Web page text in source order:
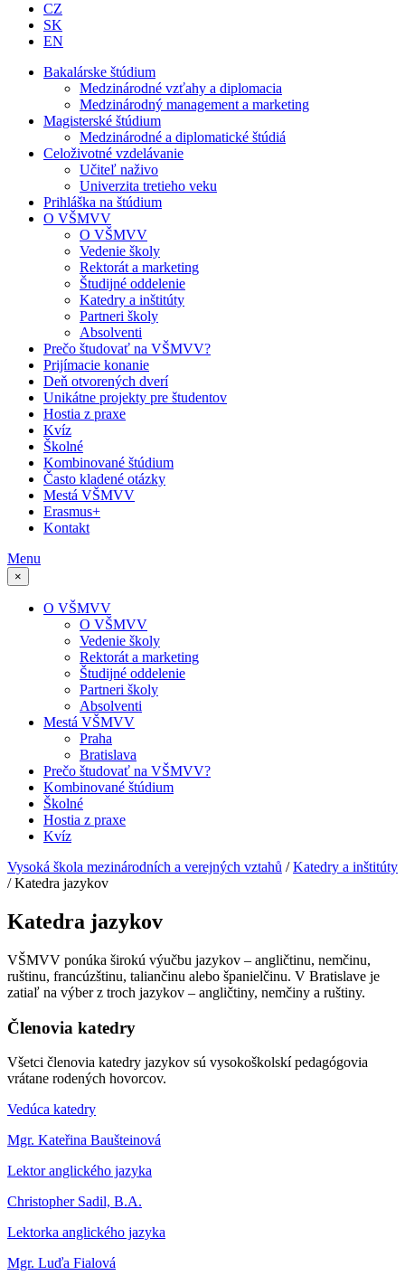
CZ
SK
EN
Bakalárske štúdium
Medzinárodné vzťahy a diplomacia
Medzinárodný management a marketing
Magisterské štúdium
Medzinárodné a diplomatické štúdiá
Celoživotné vzdelávanie
Učiteľ naživo
Univerzita tretieho veku
Prihláška na štúdium
O VŠMVV
O VŠMVV
Vedenie školy
Rektorát a marketing
Študijné oddelenie
Katedry a inštitúty
Partneri školy
Absolventi
Prečo študovať na VŠMVV?
Prijímacie konanie
Deň otvorených dverí
Unikátne projekty pre študentov
Hostia z praxe
Kvíz
Školné
Kombinované štúdium
Často kladené otázky
Mestá VŠMVV
Erasmus+
Kontakt
Menu
×
O VŠMVV
O VŠMVV
Vedenie školy
Rektorát a marketing
Študijné oddelenie
Partneri školy
Absolventi
Mestá VŠMVV
Praha
Bratislava
Prečo študovať na VŠMVV?
Kombinované štúdium
Školné
Hostia z praxe
Kvíz
Vysoká škola mezinárodních a verejných vztahů /Katedry a inštitúty
/Katedra jazykov
Katedra jazykov
VŠMVV ponúka širokú výučbu jazykov – angličtinu, nemčinu,
ruštinu, francúzštinu, taliančinu alebo španielčinu. V Bratislave je
zatiaľ na výber z troch jazykov – angličtiny, nemčiny a ruštiny.
Členovia katedry
Všetci členovia katedry jazykov sú vysokoškolskí pedagógovia
vrátane rodených hovorcov.
Vedúca katedry
Mgr. Kateřina Baušteinová
Lektor anglického jazyka
Christopher Sadil, B.A.
Lektorka anglického jazyka
Mgr. Luďa Fialová